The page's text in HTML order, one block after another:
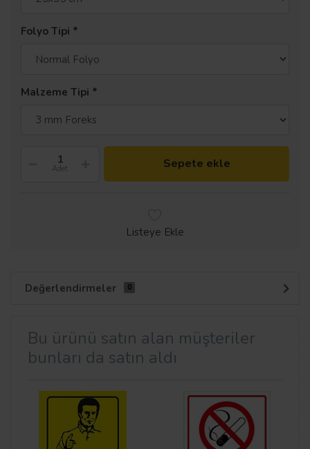
Folyo Tipi
Malzeme Tipi
Adet Sepete ekle
Listeye Ekle
Değerlendirmeler 0
Bu ürünü satın alan müşteriler
bunları da satın aldı